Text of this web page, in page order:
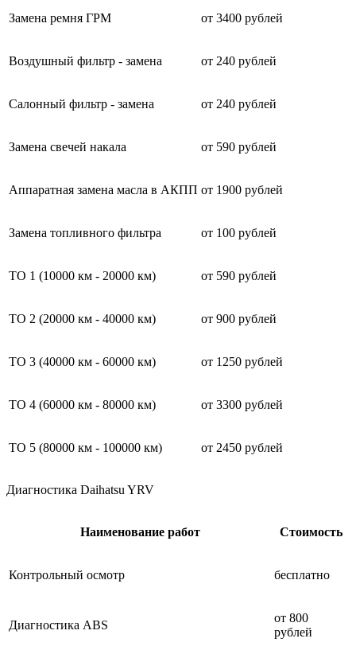
Замена ремня ГРМ от 3400 рублей
Воздушный фильтр - замена от 240 рублей
Салонный фильтр - замена от 240 рублей
Замена свечей накала от 590 рублей
Аппаратная замена масла в АКПП от 1900 рублей
Замена топливного фильтра от 100 рублей
ТО 1 (10000 км - 20000 км) от 590 рублей
ТО 2 (20000 км - 40000 км) от 900 рублей
ТО 3 (40000 км - 60000 км) от 1250 рублей
ТО 4 (60000 км - 80000 км) от 3300 рублей
ТО 5 (80000 км - 100000 км) от 2450 рублей
Диагностика Daihatsu YRV
Наименование работ Стоимость
Контрольный осмотр бесплатно
Диагностика ABS
от 800
рублей